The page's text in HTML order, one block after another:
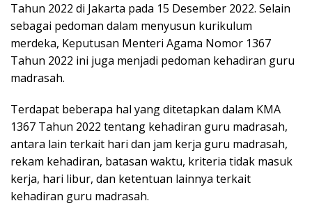
Tahun 2022 di Jakarta pada 15 Desember 2022. Selain
sebagai pedoman dalam menyusun kurikulum
merdeka, Keputusan Menteri Agama Nomor 1367
Tahun 2022 ini juga menjadi pedoman kehadiran guru
madrasah.
Terdapat beberapa hal yang ditetapkan dalam KMA
1367 Tahun 2022 tentang kehadiran guru madrasah,
antara lain terkait hari dan jam kerja guru madrasah,
rekam kehadiran, batasan waktu, kriteria tidak masuk
kerja, hari libur, dan ketentuan lainnya terkait
kehadiran guru madrasah.